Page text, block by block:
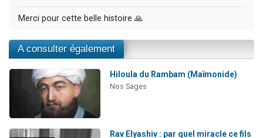
Merci pour cette belle histoire 🙏
A consulter également
Hiloula du Rambam (Maïmonide)
Nos Sages
Rav Elyashiv : par quel miracle ce fils